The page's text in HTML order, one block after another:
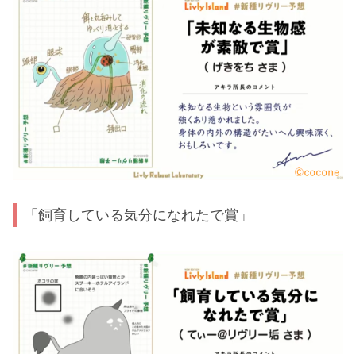
「飼育している気分になれたで賞」